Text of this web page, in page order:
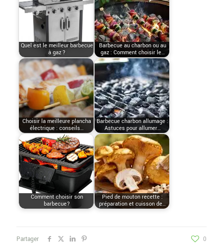
Quel est le meilleur barbecue
à gaz ?
Barbecue au charbon ou au
gaz : Comment choisir le…
Choisir la meilleure plancha
électrique : conseils…
Barbecue charbon allumage :
Astuces pour allumer…
Comment choisir son
barbecue?
Pied de mouton recette :
préparation et cuisson de…
Partager 0